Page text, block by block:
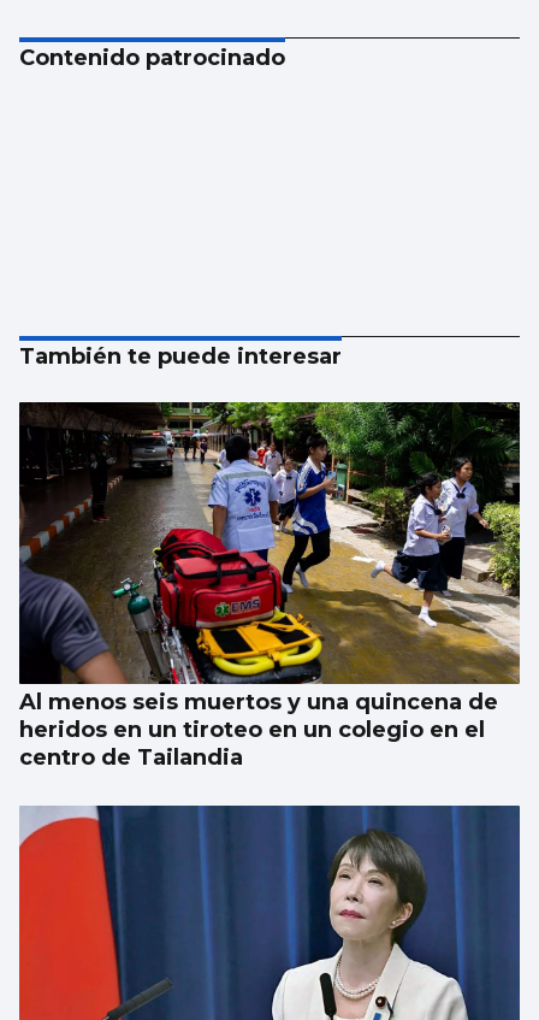
Contenido patrocinado
También te puede interesar
Al menos seis muertos y una quincena de
heridos en un tiroteo en un colegio en el
centro de Tailandia